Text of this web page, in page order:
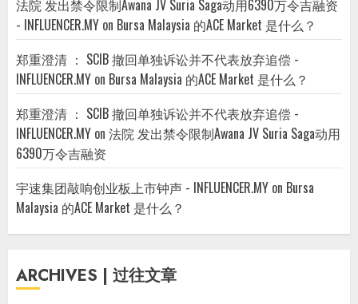
法院 发出禁令限制Awana JV Suria Saga动用6390万令吉融资
- INFLUENCER.MY on Bursa Malaysia 的ACE Market 是什么？
郑重澄清 ： SCIB 撤回单独诉讼并不代表放弃追偿 -
INFLUENCER.MY on Bursa Malaysia 的ACE Market 是什么？
郑重澄清 ： SCIB 撤回单独诉讼并不代表放弃追偿 -
INFLUENCER.MY on 法院 发出禁令限制Awana JV Suria Saga动用
6390万令吉融资
宇速集团敲响创业板上市钟声 - INFLUENCER.MY on Bursa
Malaysia 的ACE Market 是什么？
ARCHIVES | 过往文章